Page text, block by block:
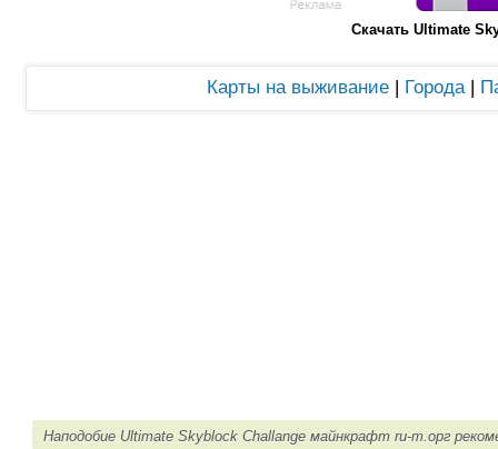
Скачать Ultimate
Карты на выживание| Города|
Наподобие Ultimate Skyblock Challange майнкрафт ru-m.орг